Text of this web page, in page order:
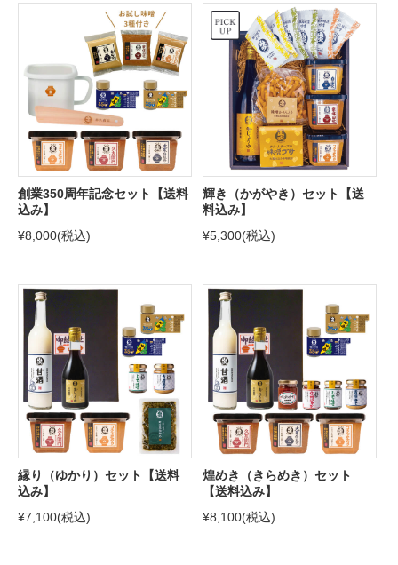
創業350周年記念セット【送料
込み】
¥8,000(税込)
輝き（かがやき）セット【送
料込み】
¥5,300(税込)
縁り（ゆかり）セット【送料
込み】
¥7,100(税込)
煌めき（きらめき）セット
【送料込み】
¥8,100(税込)